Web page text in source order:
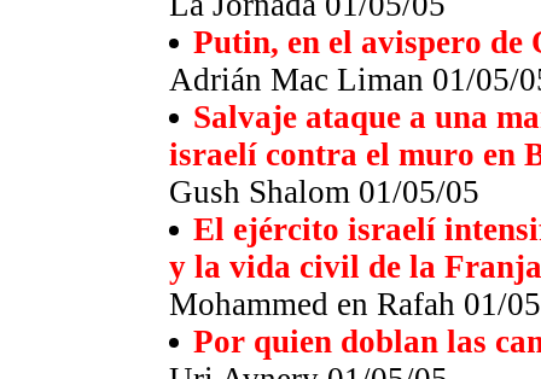
Putin, en el avispero de
Adrián Mac Liman 01/05/
Salvaje ataque a una
israelí contra el muro en
Gush Shalom 01/05/05
El ejército israelí
y la vida civil de la
Mohammed en Rafah 01/
Por quien doblan las